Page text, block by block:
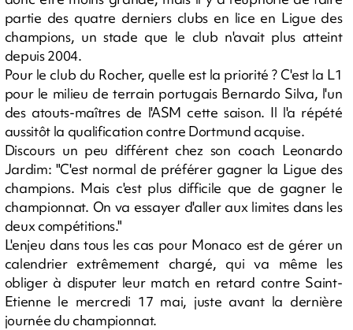
partie des quatre derniers clubs en lice en Ligue des
champions, un stade que le club n'avait plus atteint
depuis 2004.
Pour le club du Rocher, quelle est la priorité ? C'est la L1
pour le milieu de terrain portugais Bernardo Silva, l'un
des atouts-maîtres de l'ASM cette saison. Il l'a répété
aussitôt la qualification contre Dortmund acquise.
Discours un peu différent chez son coach Leonardo
Jardim: "C'est normal de préférer gagner la Ligue des
champions. Mais c'est plus difficile que de gagner le
championnat. On va essayer d'aller aux limites dans les
deux compétitions."
L'enjeu dans tous les cas pour Monaco est de gérer un
calendrier extrêmement chargé, qui va même les
obliger à disputer leur match en retard contre Saint-
Etienne le mercredi 17 mai, juste avant la dernière
journée du championnat.